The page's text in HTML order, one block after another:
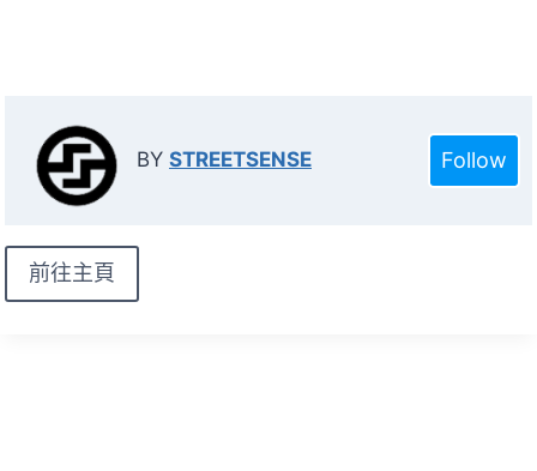
BY STREETSENSE Follow
前往主頁